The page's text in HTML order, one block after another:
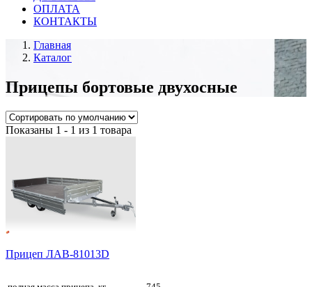
ОПЛАТА
КОНТАКТЫ
Главная
Каталог
Прицепы бортовые двухосные
Показаны 1 - 1 из 1 товара
Прицеп ЛАВ-81013D